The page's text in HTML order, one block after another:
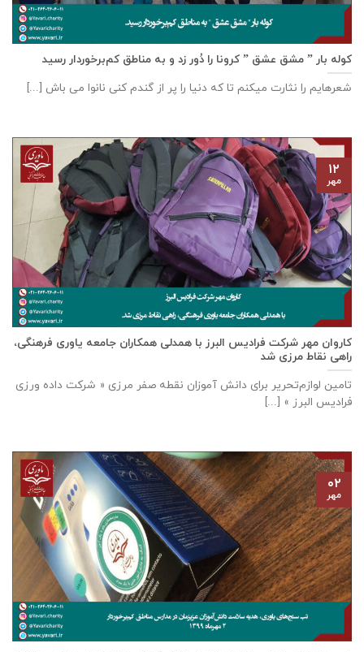
کوله بار ” مشق عشق ” کرونا را دُور زد و به مناطق کم‌برخوردار رسید
شعرهایم را نثارت میکنم تا که دنیا را پر از گندم کنی نانوا می باش [...]
كاروان مهر شرکت فرادیس البرز با همدلی همکاران جامعه یاوری فرهنگی،
راهی نقاط مرزی شد
تامين لوازم‌تحرير برای دانش آموزان نقطه صفر مرزی « شرکت داده ورزی
فراديس البرز » [...]
۱۲
مهر
۰۲
مهر